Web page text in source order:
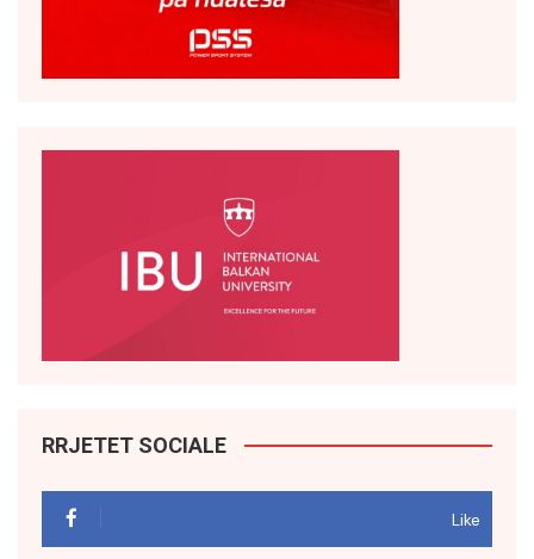
RRJETET SOCIALE
Like